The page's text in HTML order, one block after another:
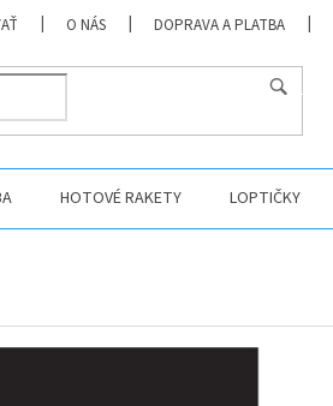
O NÁS DOPRAVA A PLATBA
HOTOVÉ RAKETY LOPTIČKY